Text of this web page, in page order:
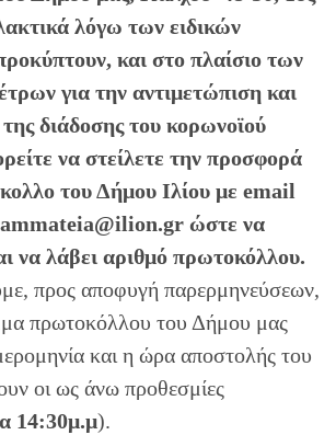
λόγω των ειδικών
και στο πλαίσιο των
για την αντιμετώπιση και
διάδοσης του κορωνοϊού
να στείλετε την προσφορά
του Δήμου Ιλίου με email
ώστε να
να λάβει αριθμό πρωτοκόλλου.
προς αποφυγή παρερμηνεύσεων,
πρωτοκόλλου του Δήμου μας
και η ώρα αποστολής του
οι ως άνω προθεσμίες
14:30μ.μ).